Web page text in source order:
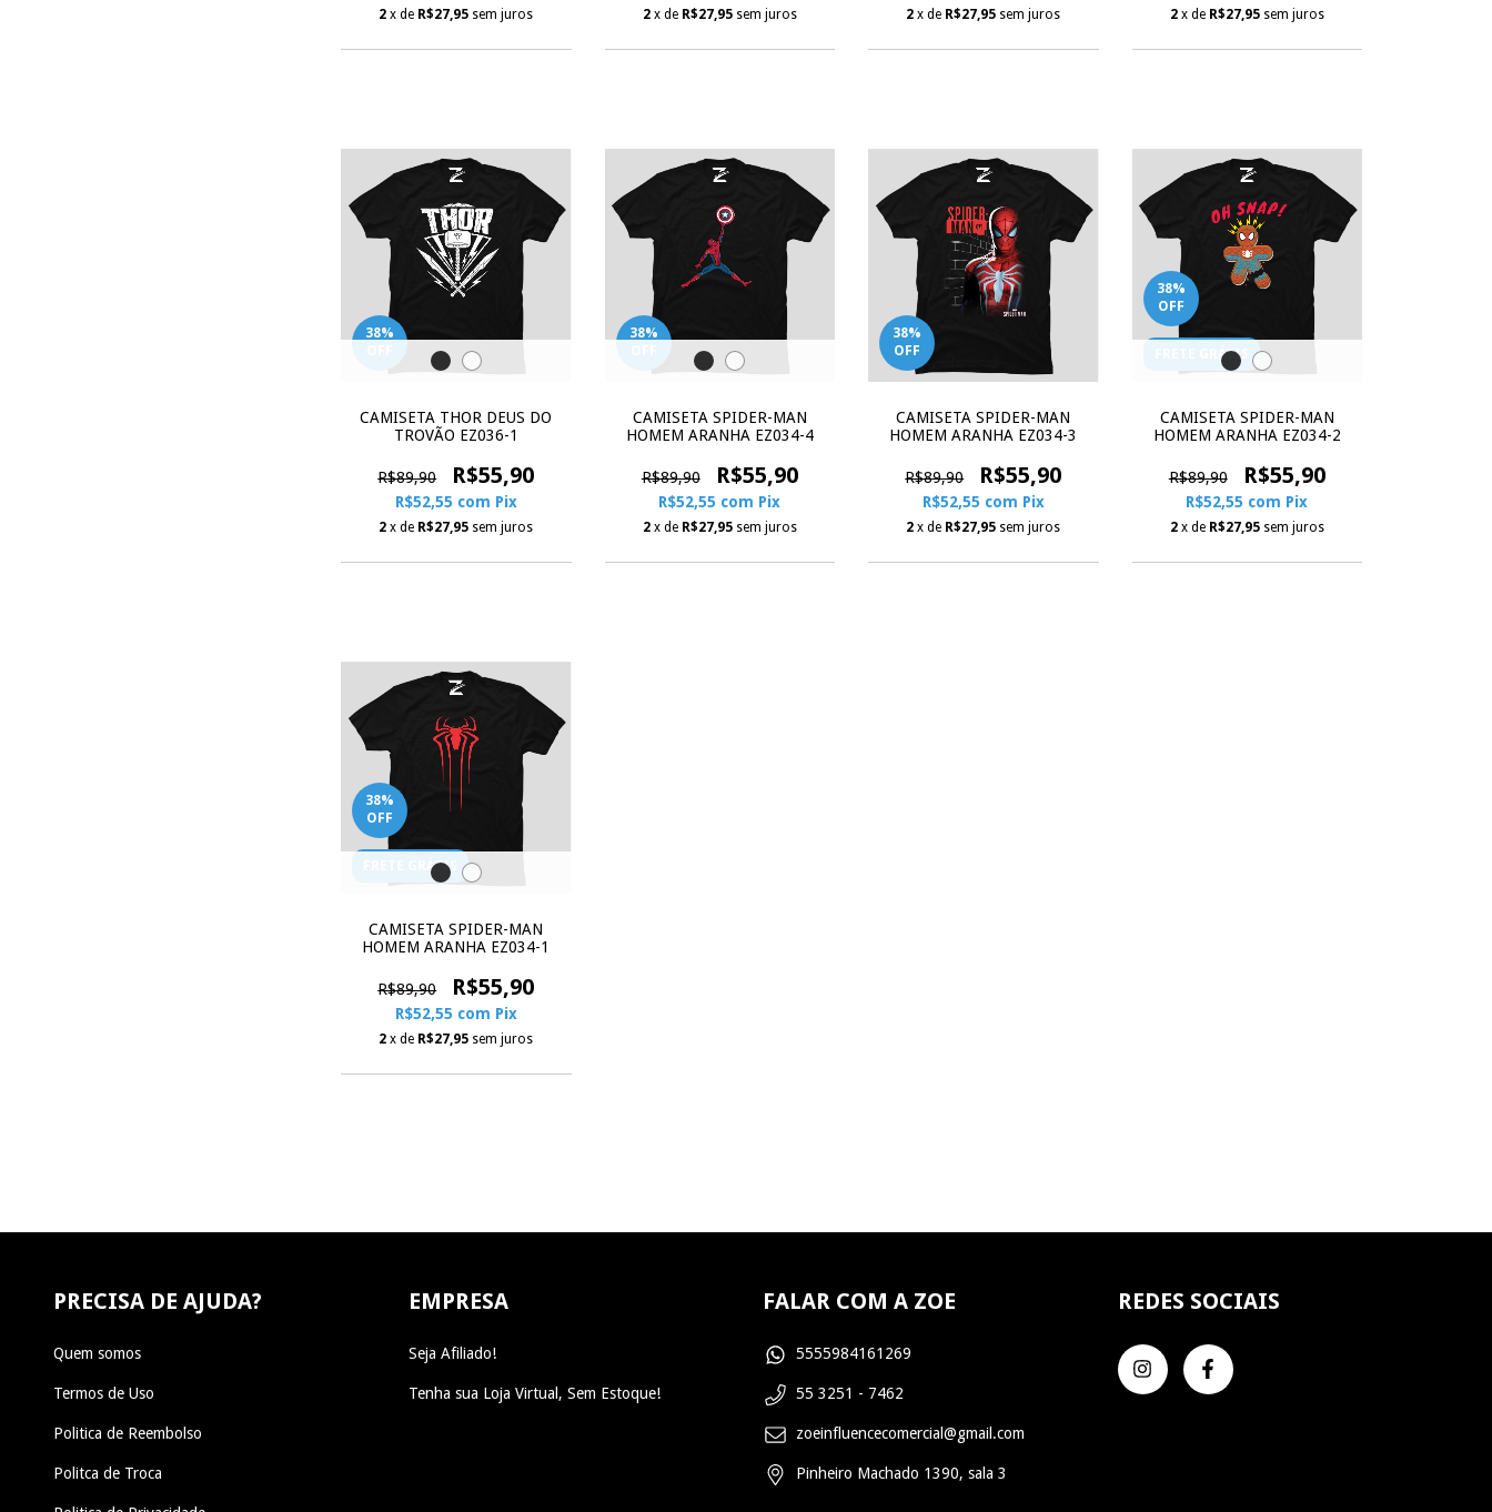
2 x de R$27,95 sem juros 2 x de R$27,95 sem juros 2 x de R$27,95 sem juros 2 x de R$27,95 sem juros
38%
CAMISETA THOR DEUS DO
TROVÃO EZ036-1
R$89,90 R$55,90
R$52,55 com Pix
2 x de R$27,95 sem juros
38%
CAMISETA SPIDER-MAN
HOMEM ARANHA EZ034-4
R$89,90 R$55,90
R$52,55 com Pix
2 x de R$27,95 sem juros
38%
OFF
CAMISETA SPIDER-MAN
HOMEM ARANHA EZ034-3
R$89,90 R$55,90
R$52,55 com Pix
2 x de R$27,95 sem juros
38%
OFF
FRETE GRÁTIS
CAMISETA SPIDER-MAN
HOMEM ARANHA EZ034-2
R$89,90 R$55,90
R$52,55 com Pix
2 x de R$27,95 sem juros
38%
OFF
FRETE GRÁTIS
CAMISETA SPIDER-MAN
HOMEM ARANHA EZ034-1
R$89,90 R$55,90
R$52,55 com Pix
2 x de R$27,95 sem juros
PRECISA DE AJUDA?
Quem somos
Termos de Uso
Politica de Reembolso
Politca de Troca
EMPRESA
Seja Afiliado!
Tenha sua Loja Virtual, Sem Estoque!
FALAR COM A ZOE
5555984161269
55 3251 - 7462
zoeinfluencecomercial@gmail.com
Pinheiro Machado 1390, sala 3
REDES SOCIAIS